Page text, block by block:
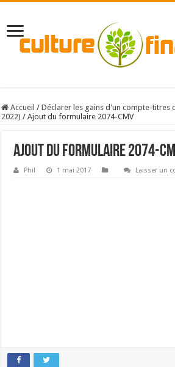
Accueil / Déclarer les gains d'un compte-titres
2022) / Ajout du formulaire 2074-CMV
Ajout du formulaire 2074-
Phil 1 mai 2017 Laisser un